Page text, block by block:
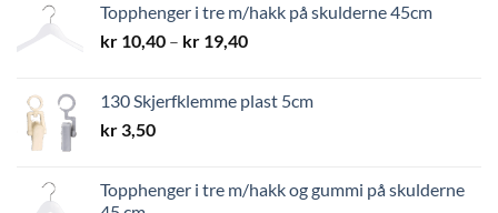
kr 8,40
Topphenger i tre m/hakk på skulderne 45cm
kr 10,40 – kr 19,40Prisområde:
kr 19,40
130 Skjerfklemme plast 5cm
kr 3,50
Topphenger i tre m/hakk og gummi på skulderne